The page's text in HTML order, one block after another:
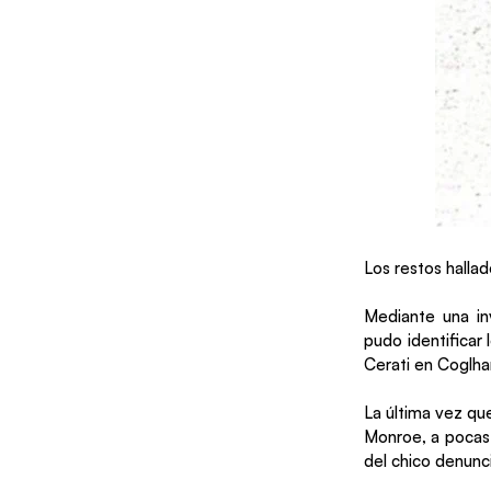
Los restos
Mediante una
pudo identificar
Cerati en
La última vez
Monroe, a
del chico